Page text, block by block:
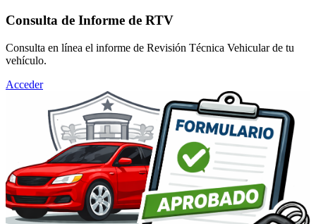
Consulta de Informe de RTV
Consulta en línea el informe de Revisión Técnica Vehicular de tu
vehículo.
Acceder